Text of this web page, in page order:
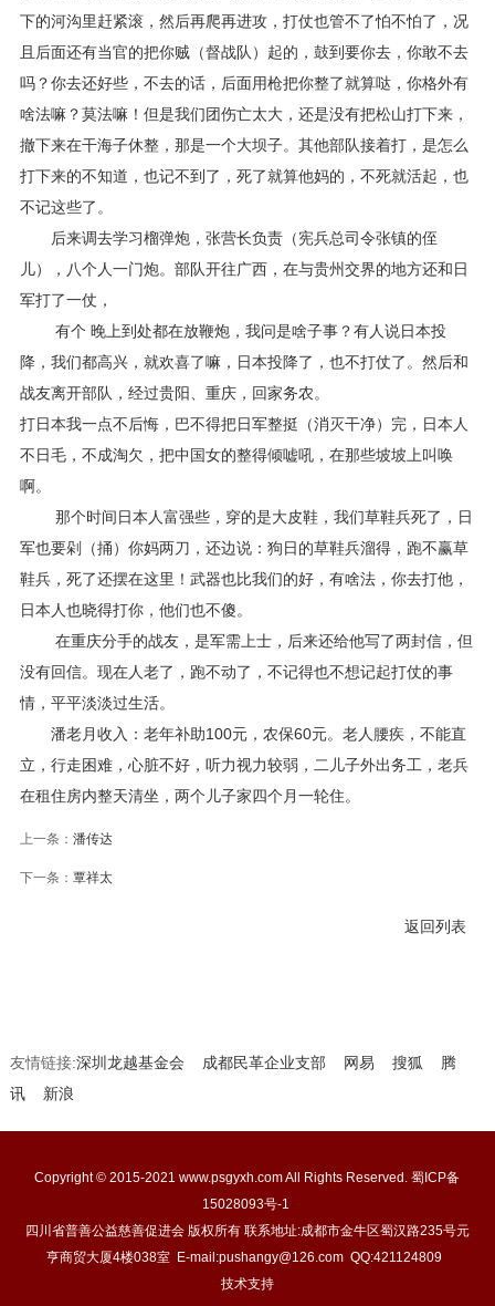
下的河沟里赶紧滚，然后再爬再进攻，打仗也管不了怕不怕了，况
且后面还有当官的把你贼（督战队）起的，鼓到要你去，你敢不去
吗？你去还好些，不去的话，后面用枪把你整了就算哒，你格外有
啥法嘛？莫法嘛！但是我们团伤亡太大，还是没有把松山打下来，
撤下来在干海子休整，那是一个大坝子。其他部队接着打，是怎么
打下来的不知道，也记不到了，死了就算他妈的，不死就活起，也
不记这些了。
后来调去学习榴弹炮，张营长负责（宪兵总司令张镇的侄
儿），八个人一门炮。部队开往广西，在与贵州交界的地方还和日
军打了一仗，
有个 晚上到处都在放鞭炮，我问是啥子事？有人说日本投
降，我们都高兴，就欢喜了嘛，日本投降了，也不打仗了。然后和
战友离开部队，经过贵阳、重庆，回家务农。
打日本我一点不后悔，巴不得把日军整挺（消灭干净）完，日本人
不日毛，不成淘欠，把中国女的整得倾嘘吼，在那些坡坡上叫唤
啊。
那个时间日本人富强些，穿的是大皮鞋，我们草鞋兵死了，日
军也要剁（捅）你妈两刀，还边说：狗日的草鞋兵溜得，跑不赢草
鞋兵，死了还摆在这里！武器也比我们的好，有啥法，你去打他，
日本人也晓得打你，他们也不傻。
在重庆分手的战友，是军需上士，后来还给他写了两封信，但
没有回信。现在人老了，跑不动了，不记得也不想记起打仗的事
情，平平淡淡过生活。
潘老月收入：老年补助100元，农保60元。老人腰疾，不能直
立，行走困难，心脏不好，听力视力较弱，二儿子外出务工，老兵
在租住房内整天清坐，两个儿子家四个月一轮住。
上一条： 潘传达
下一条： 覃祥太
返回列表
友情链接:深圳龙越基金会 成都民革企业支部 网易 搜狐
腾
讯
新浪
Copyright © 2015-2021 www.psgyxh.com All Rights Reserved.蜀ICP备
15028093号-1
四川省普善公益慈善促进会 版权所有 联系地址:成都市金牛区蜀汉路235号元
亨商贸大厦4楼038室 E-mail:pushangy@126.com QQ:421124809
技术支持